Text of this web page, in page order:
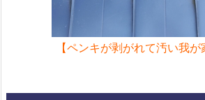
【ペンキが剥がれて汚い我が